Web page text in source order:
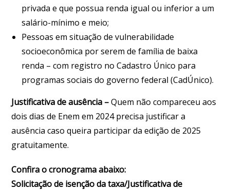
privada e que possua renda igual ou inferior a um
salário-mínimo e meio;
Pessoas em situação de vulnerabilidade
socioeconômica por serem de família de baixa
renda – com registro no Cadastro Único para
programas sociais do governo federal (CadÚnico).
Justificativa de ausência –Quem não compareceu aos
dois dias de Enem em 2024 precisa justificar a
ausência caso queira participar da edição de 2025
gratuitamente.
Confira o cronograma abaixo:
Solicitação de isenção da taxa/Justificativa de